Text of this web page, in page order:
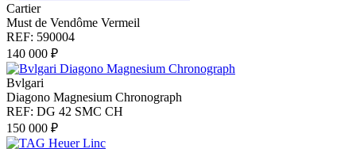
Cartier
Must de Vendôme Vermeil
REF: 590004
140 000 ₽
Bvlgari
Diagono Magnesium Chronograph
REF: DG 42 SMC CH
150 000 ₽